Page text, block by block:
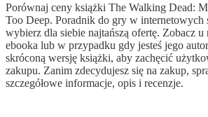
Porównaj ceny książki The Walking Dead:
Too Deep. Poradnik do gry w internetowych
wybierz dla siebie najtańszą ofertę. Zobacz u
ebooka lub w przypadku gdy jesteś jego
skróconą wersję książki, aby zachęcić
zakupu. Zanim zdecydujesz się na zakup,
szczegółowe informacje, opis i recenzje.